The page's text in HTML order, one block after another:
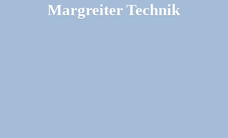
Margreiter Technik